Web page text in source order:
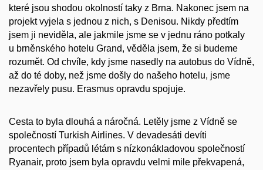
které jsou shodou okolností taky z Brna. Nakonec jsem na
projekt vyjela s jednou z nich, s Denisou. Nikdy předtím
jsem ji neviděla, ale jakmile jsme se v jednu ráno potkaly
u brněnského hotelu Grand, věděla jsem, že si budeme
rozumět. Od chvíle, kdy jsme nasedly na autobus do Vídně,
až do té doby, než jsme došly do našeho hotelu, jsme
nezavřely pusu. Erasmus opravdu spojuje.
Cesta to byla dlouhá a náročná. Letěly jsme z Vídně se
společností Turkish Airlines. V devadesáti devíti
procentech případů létám s nízkonákladovou společností
Ryanair, proto jsem byla opravdu velmi mile překvapená,